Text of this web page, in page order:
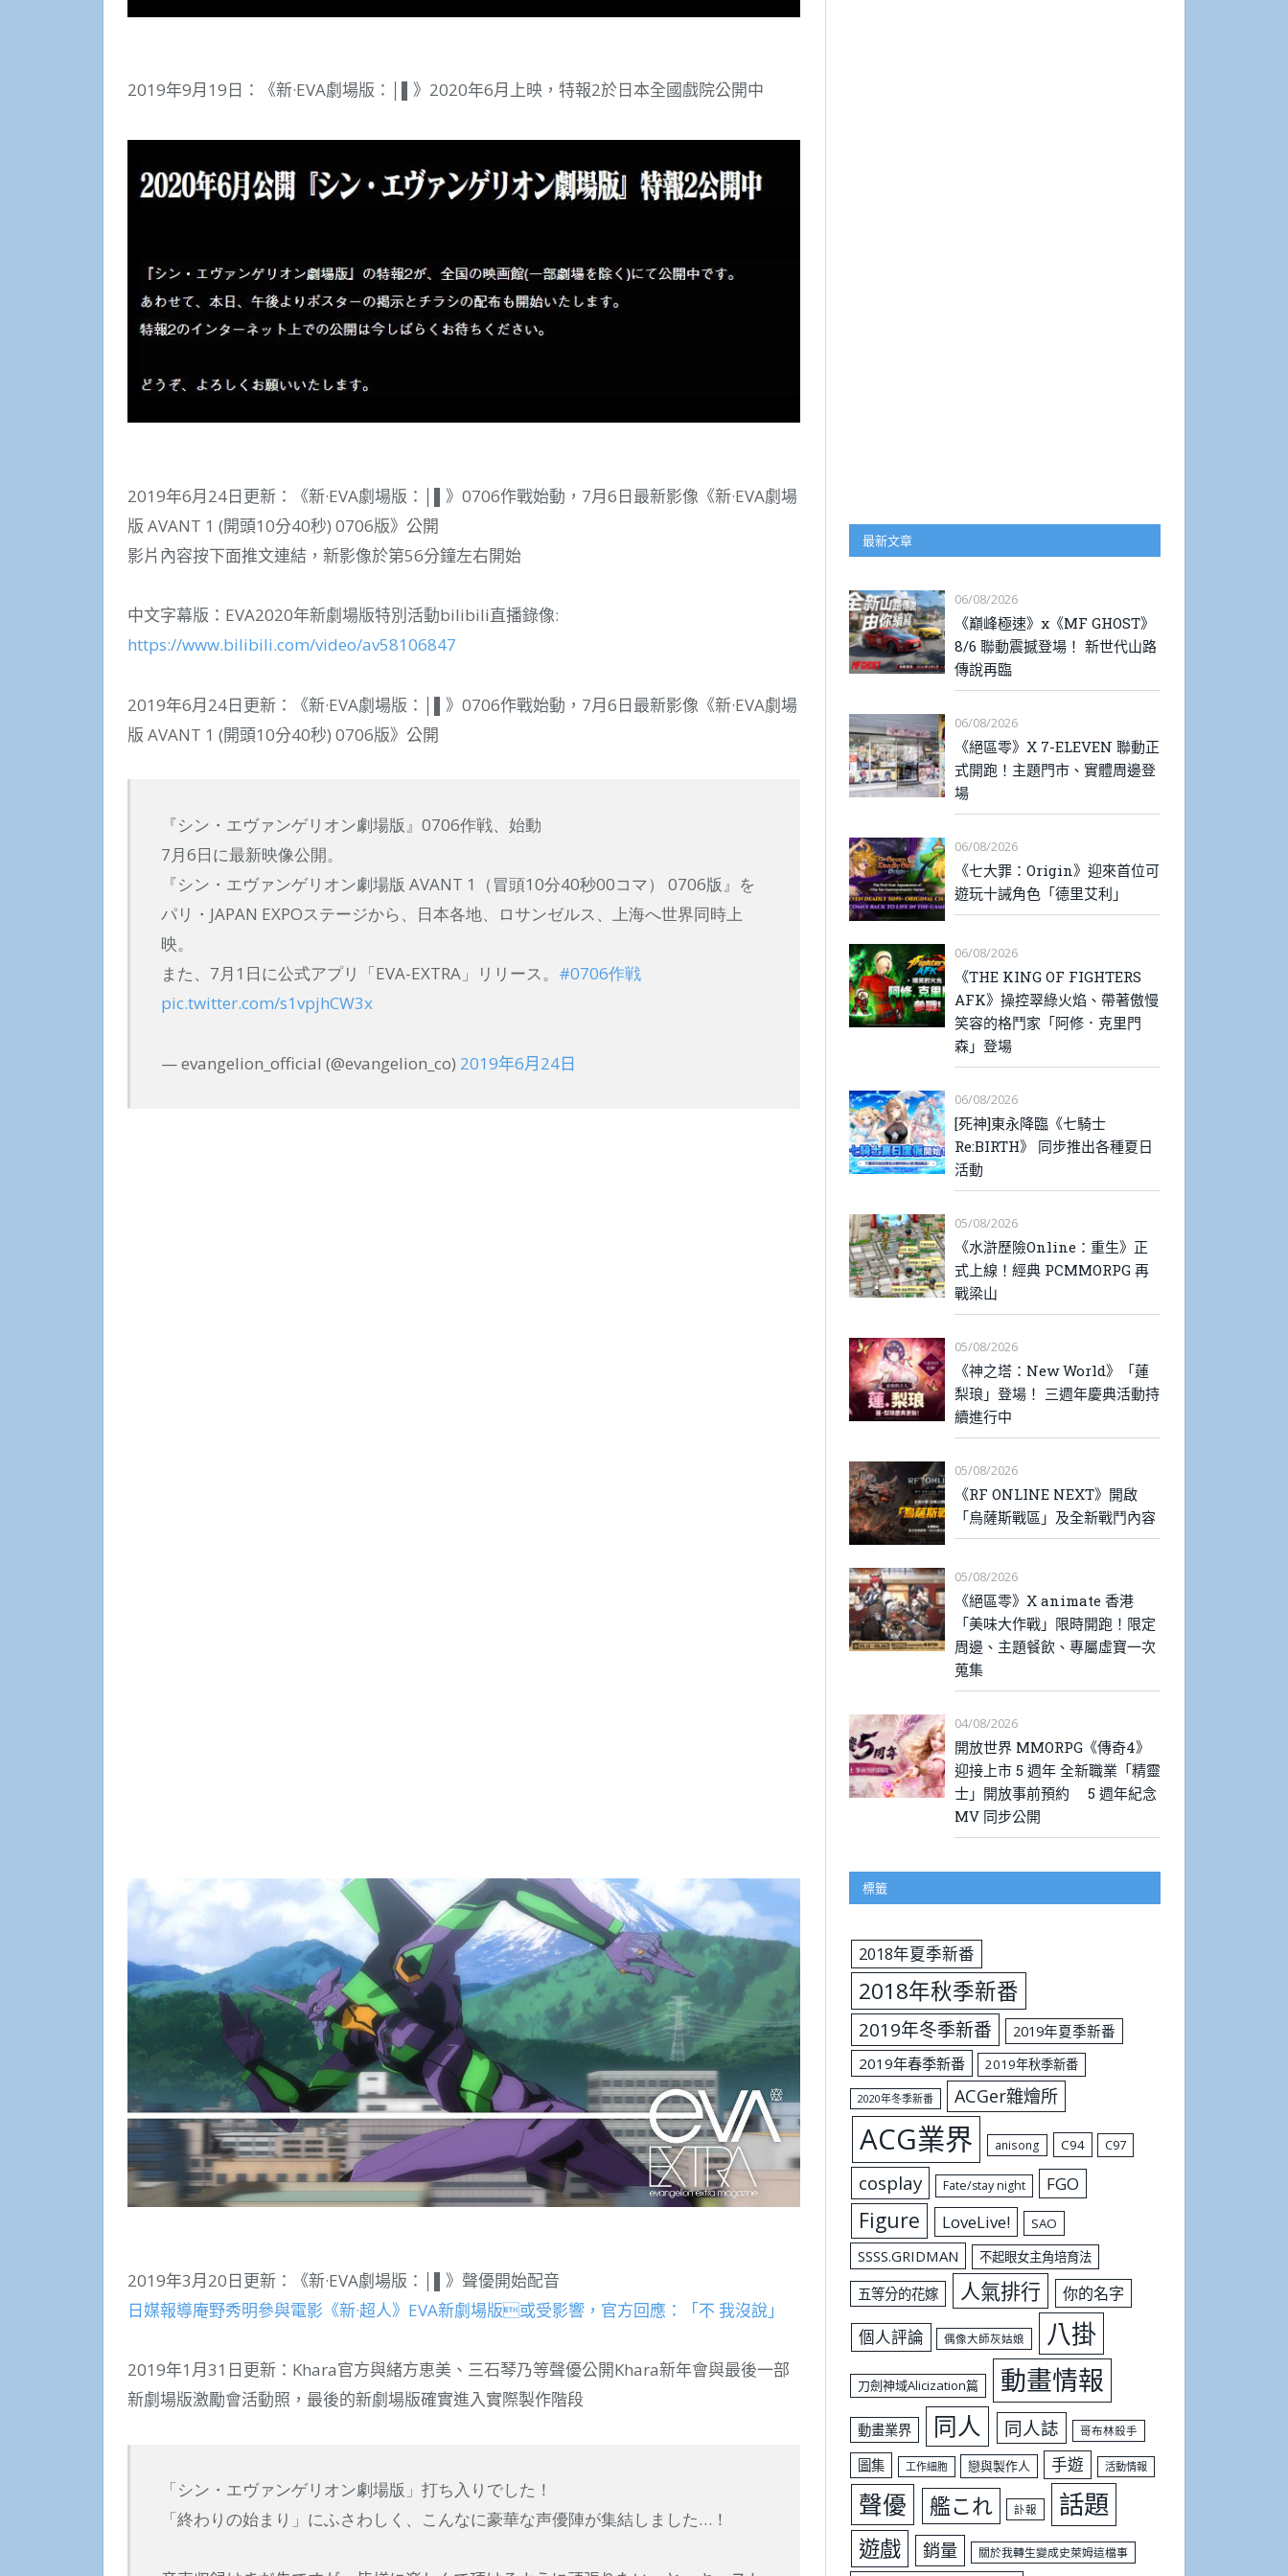
2019年9月19日：《新·EVA劇場版：│▌》2020年6月上映，特報2於日本全國戲院公開中
2019年6月24日更新：《新·EVA劇場版：│▌》0706作戰始動，7月6日最新影像《新·EVA劇場
版 AVANT 1 (開頭10分40秒) 0706版》公開
影片內容按下面推文連結，新影像於第56分鐘左右開始
中文字幕版：EVA2020年新劇場版特別活動bilibili直播錄像:
https://www.bilibili.com/video/av58106847
2019年6月24日更新：《新·EVA劇場版：│▌》0706作戰始動，7月6日最新影像《新·EVA劇場
版 AVANT 1 (開頭10分40秒) 0706版》公開
『シン・エヴァンゲリオン劇場版』0706作戦、始動
7月6日に最新映像公開。
『シン・エヴァンゲリオン劇場版 AVANT 1（冒頭10分40秒00コマ） 0706版』を
パリ・JAPAN EXPOステージから、日本各地、ロサンゼルス、上海へ世界同時上
映。
また、7月1日に公式アプリ「EVA-EXTRA」リリース。 #0706作戦
pic.twitter.com/s1vpjhCW3x
— evangelion_official (@evangelion_co) 2019年6月24日
2019年3月20日更新：《新·EVA劇場版：│▌》聲優開始配音
日媒報導庵野秀明參與電影《新·超人》EVA新劇場版或受影響，官方回應：「不 我沒說」
2019年1月31日更新：Khara官方與緒方恵美、三石琴乃等聲優公開Khara新年會與最後一部
新劇場版激勵會活動照，最後的新劇場版確實進入實際製作階段
「シン・エヴァンゲリオン劇場版」打ち入りでした！
「終わりの始まり」にふさわしく、こんなに豪華な声優陣が集結しました…！
最新文章
06/08/2026
《巔峰極速》x《MF GHOST》
8/6 聯動震撼登場！ 新世代山路
傳說再臨
06/08/2026
《絕區零》X 7-ELEVEN 聯動正
式開跑！主題門市、實體周邊登
場
06/08/2026
《七大罪：Origin》迎來首位可
遊玩十誡角色「德里艾利」
06/08/2026
《THE KING OF FIGHTERS
AFK》操控翠綠火焰、帶著傲慢
笑容的格鬥家「阿修．克里門
森」登場
06/08/2026
[死神]東永降臨《七騎士
Re:BIRTH》 同步推出各種夏日
活動
05/08/2026
《水滸歷險Online：重生》正
式上線！經典 PCMMORPG 再
戰梁山
05/08/2026
《神之塔：New World》「蓮
梨琅」登場！ 三週年慶典活動持
續進行中
05/08/2026
《RF ONLINE NEXT》開啟
「烏薩斯戰區」及全新戰鬥內容
05/08/2026
《絕區零》X animate 香港
「美味大作戰」限時開跑！限定
周邊、主題餐飲、專屬虛寶一次
蒐集
04/08/2026
開放世界 MMORPG《傳奇4》
迎接上市 5 週年 全新職業「精靈
士」開放事前預約 5 週年紀念
MV 同步公開
標籤
2018年夏季新番
2018年秋季新番
2019年冬季新番
2019年夏季新番
2019年春季新番
2019年秋季新番
2020年冬季新番 ACGer雜燴所
ACG業界 anisong C94 C97
cosplay Fate/stay night FGO
Figure LoveLive! SAO
SSSS.GRIDMAN 不起眼女主角培育法
五等分的花嫁 人氣排行 你的名字
個人評論 偶像大師灰姑娘 八掛
刀劍神域Alicization篇 動畫情報
動畫業界 同人 同人誌 哥布林殺手
圖集 工作細胞 戀與製作人 手遊 活動情報
聲優 艦これ 訃報 話題
遊戲 銷量 關於我轉生變成史萊姆這檔事